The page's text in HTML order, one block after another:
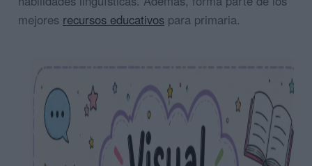
mejores recursos educativos para primaria.